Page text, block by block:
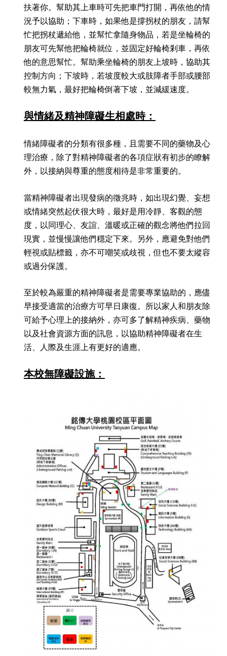
扶著你。幫助其上車時可先把車門打開，再依他的情
況予以協助；下車時，如果他是撐拐杖的朋友，請幫
忙把拐杖遞給他，並幫忙拿隨身物品，若是坐輪椅的
朋友可先幫他把輪椅就位，並固定好輪椅剎車，再依
他的意思幫忙。幫助乘坐輪椅的朋友上坡時，協助其
控制方向；下坡時，若坡度較大或肢障者手部或腰部
較無力氣，最好把輪椅倒著下坡，並減緩速度。
與情緒及精神障礙生相處時：
情緒障礙者的分類有很多種，且需要不同的藥物及心
理治療，除了對精神障礙者的各項症狀有初步的瞭解
外，以接納與尊重的態度相待是非常重要的。
當精神障礙者出現發病的徵兆時，如出現幻覺、妄想
或情緒突然起伏很大時，最好是用冷靜、客觀的態
度，以同理心、友誼、溫暖或正確的觀念將他們拉回
現實，並慢慢讓他們穩定下來。另外，應避免對他們
輕視或貼標籤，亦不可嘲笑或歧視，但也不要太縱容
或過分保護。
至於較為嚴重的精神障礙者是需要專業協助的，應儘
早接受適當的治療方可早日康復。所以家人和朋友除
可給予心理上的接納外，亦可多了解精神疾病、藥物
以及社會資源方面的訊息，以協助精神障礙者在生
活、人際及生涯上有更好的適應。
本校無障礙設施：